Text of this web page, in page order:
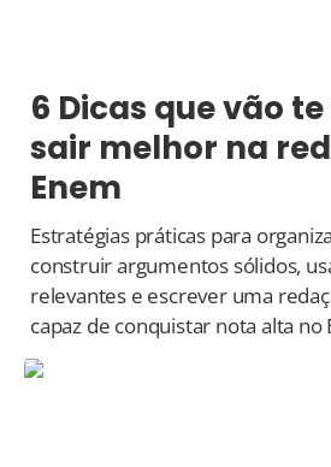
6 Dicas que vão
sair melhor na
Enem
Estratégias práticas para
construir argumentos sólidos,
relevantes e escrever uma
capaz de conquistar nota alta no